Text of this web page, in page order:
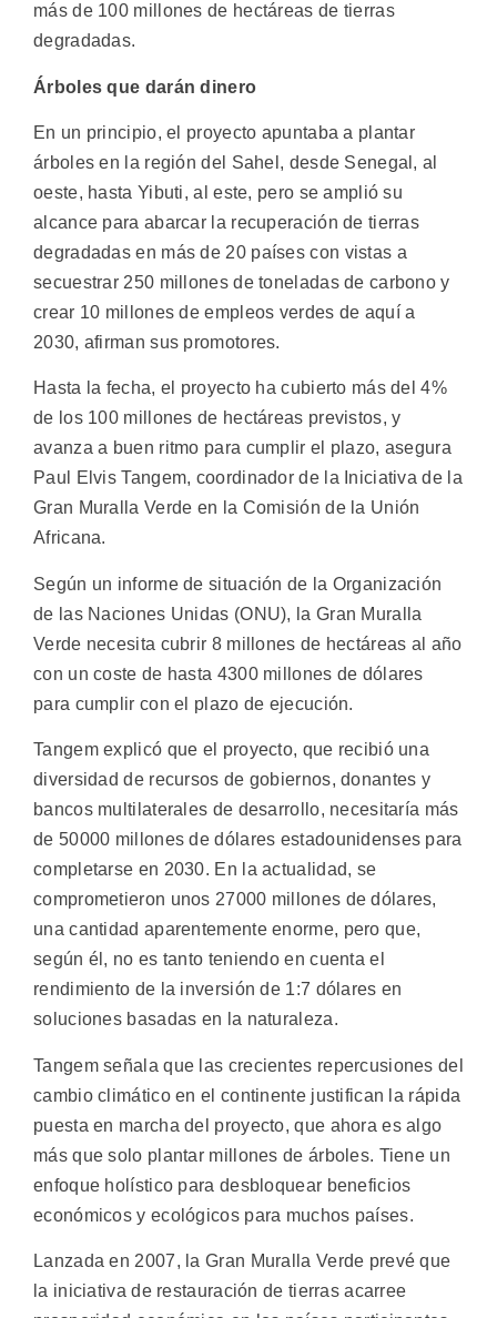
más de 100 millones de hectáreas de tierras
degradadas.
Árboles que darán dinero
En un principio, el proyecto apuntaba a plantar
árboles en la región del Sahel, desde Senegal, al
oeste, hasta Yibuti, al este, pero se amplió su
alcance para abarcar la recuperación de tierras
degradadas en más de 20 países con vistas a
secuestrar 250 millones de toneladas de carbono y
crear 10 millones de empleos verdes de aquí a
2030, afirman sus promotores.
Hasta la fecha, el proyecto ha cubierto más del 4%
de los 100 millones de hectáreas previstos, y
avanza a buen ritmo para cumplir el plazo, asegura
Paul Elvis Tangem, coordinador de la Iniciativa de la
Gran Muralla Verde en la Comisión de la Unión
Africana.
Según un informe de situación de la Organización
de las Naciones Unidas (ONU), la Gran Muralla
Verde necesita cubrir 8 millones de hectáreas al año
con un coste de hasta 4300 millones de dólares
para cumplir con el plazo de ejecución.
Tangem explicó que el proyecto, que recibió una
diversidad de recursos de gobiernos, donantes y
bancos multilaterales de desarrollo, necesitaría más
de 50000 millones de dólares estadounidenses para
completarse en 2030. En la actualidad, se
comprometieron unos 27000 millones de dólares,
una cantidad aparentemente enorme, pero que,
según él, no es tanto teniendo en cuenta el
rendimiento de la inversión de 1:7 dólares en
soluciones basadas en la naturaleza.
Tangem señala que las crecientes repercusiones del
cambio climático en el continente justifican la rápida
puesta en marcha del proyecto, que ahora es algo
más que solo plantar millones de árboles. Tiene un
enfoque holístico para desbloquear beneficios
económicos y ecológicos para muchos países.
Lanzada en 2007, la Gran Muralla Verde prevé que
la iniciativa de restauración de tierras acarree